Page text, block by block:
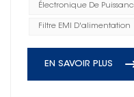
Électronique De
Filtre EMI D'alimentation
EN SAVOIR PLUS